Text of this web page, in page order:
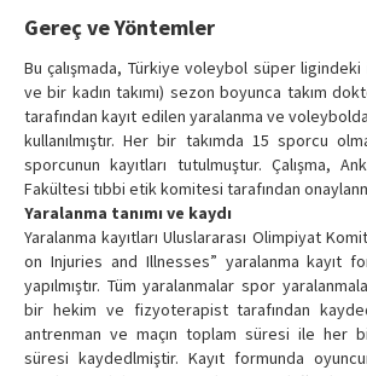
Gereç ve Yöntemler
Bu çalışmada, Türkiye voleybol süper ligindeki
ve bir kadın takımı) sezon boyunca takım
tarafından kayıt edilen yaralanma ve
kullanılmıştır. Her bir takımda 15 sporcu
sporcunun kayıtları tutulmuştur. Çalışma,
Fakültesi tıbbi etik komitesi tarafından
Yaralanma tanımı ve kaydı
Yaralanma kayıtları Uluslararası Olimpiyat
on Injuries and Illnesses” yaralanma kayıt
yapılmıştır. Tüm yaralanmalar spor
bir hekim ve fizyoterapist tarafından
antrenman ve maçın toplam süresi ile her
süresi kaydedlmiştir. Kayıt formunda